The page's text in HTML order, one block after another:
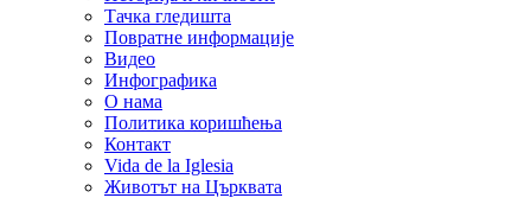
Тачка гледишта
Повратне информације
Видео
Инфографика
О нама
Политика коришћења
Контакт
Vida de la Iglesia
Животът на Църквата